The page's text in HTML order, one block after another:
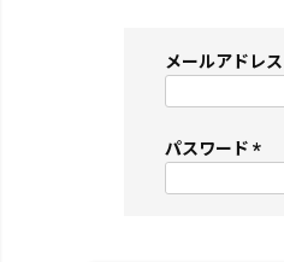
メールアドレス
パスワード
須)